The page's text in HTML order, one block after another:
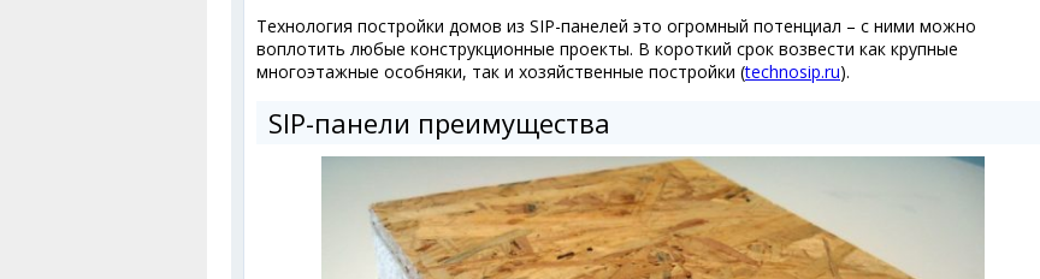
Технология постройки домов из SIP-панелей это огромный потенциал – с ними можно
воплотить любые конструкционные проекты. В короткий срок возвести как крупные
многоэтажные особняки, так и хозяйственные постройки (technosip.ru).
SIP-панели преимущества